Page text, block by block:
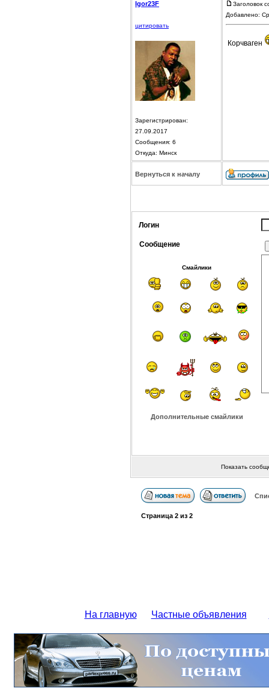
Igor23F
цитировать
Зарегистрирован:
27.09.2017
Сообщения: 6
Откуда: Минск
Заголовок
Добавлено:
Корчваген
Вернуться к началу
Логин
Сообщение
Смайлики
Дополнительные смайлики
Показать
Страница 2из 2
На главную Частные объявления